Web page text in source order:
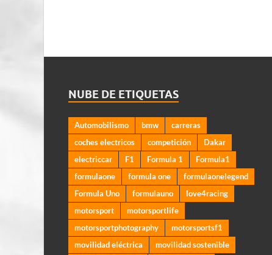
NUBE DE ETIQUETAS
Automobilismo bmw
carreras
coches electricos
competición
Dakar
electriccar
F1 Formula 1
Formula1
formulaone
formula one
formulaonelegend
Formula Uno
formulauno
love4racing
motorsport
motorsportlife
motorsportphotography
motorsportsf1
movilidad eléctrica
movilidad sostenible